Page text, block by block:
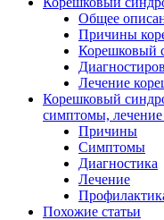
Общее
Причины
Корешковый
Лечение
Корешковый
симптомы,
Причины
Симптомы
Диагностика
Лечение
Похожие статьи